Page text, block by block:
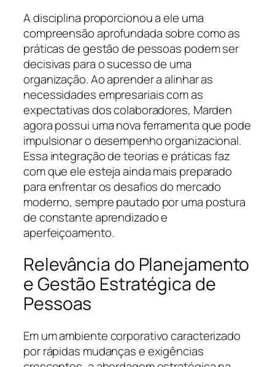
A disciplina proporcionou a ele uma
compreensão aprofundada sobre como as
práticas de gestão de pessoas podem ser
decisivas para o sucesso de uma
organização. Ao aprender a alinhar as
necessidades empresariais com as
expectativas dos colaboradores, Marden
agora possui uma nova ferramenta que pode
impulsionar o desempenho organizacional.
Essa integração de teorias e práticas faz
com que ele esteja ainda mais preparado
para enfrentar os desafios do mercado
moderno, sempre pautado por uma postura
de constante aprendizado e
aperfeiçoamento.
Relevância do Planejamento
e Gestão Estratégica de
Pessoas
Em um ambiente corporativo caracterizado
por rápidas mudanças e exigências